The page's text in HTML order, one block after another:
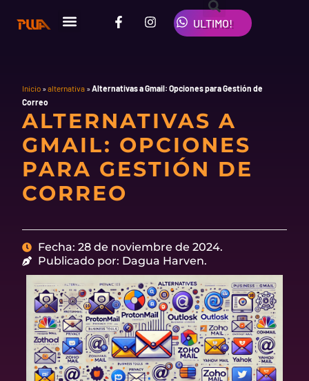
contenido
ULTIMO!
F
a
o
f
I
n
r
m
W
h
a
p
Inicio »alternativa »Alternativas a Gmail: Opciones para Gestión de
Correo
ALTERNATIVAS A
GMAIL: OPCIONES
PARA GESTIÓN DE
CORREO
Fecha: 28 de noviembre de 2024.
Publicado por: Dagua Harven.